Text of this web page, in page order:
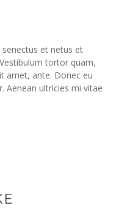
et netus et
tortor quam,
amet, ante. Donec eu
Aenean ultricies mi vitae